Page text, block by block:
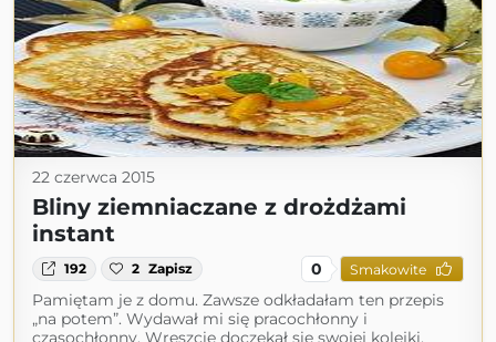
22 czerwca 2015
Bliny ziemniaczane z drożdżami
instant
192 2 Zapisz 0 Smakowite
Pamiętam je z domu. Zawsze odkładałam ten przepis
„na potem”. Wydawał mi się pracochłonny i
czasochłonny. Wreszcie doczekał się swojej kolejki.